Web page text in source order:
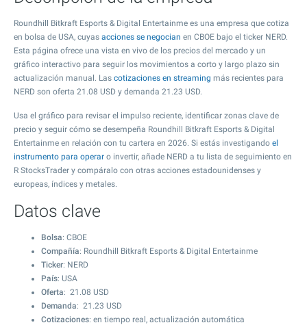
Roundhill Bitkraft Esports & Digital Entertainme es una empresa que cotiza
en bolsa de USA, cuyas acciones se negocian en CBOE bajo el ticker NERD.
Esta página ofrece una vista en vivo de los precios del mercado y un
gráfico interactivo para seguir los movimientos a corto y largo plazo sin
actualización manual. Las cotizaciones en streaming más recientes para
NERD son oferta 21.08 USD y demanda 21.23 USD.
Usa el gráfico para revisar el impulso reciente, identificar zonas clave de
precio y seguir cómo se desempeña Roundhill Bitkraft Esports & Digital
Entertainme en relación con tu cartera en 2026. Si estás investigando el
instrumento para operar o invertir, añade NERD a tu lista de seguimiento en
R StocksTrader y compáralo con otras acciones estadounidenses y
europeas, índices y metales.
Datos clave
Bolsa: CBOE
Compañía: Roundhill Bitkraft Esports & Digital Entertainme
Ticker: NERD
País: USA
Oferta: 21.08 USD
Demanda: 21.23 USD
Cotizaciones: en tiempo real, actualización automática